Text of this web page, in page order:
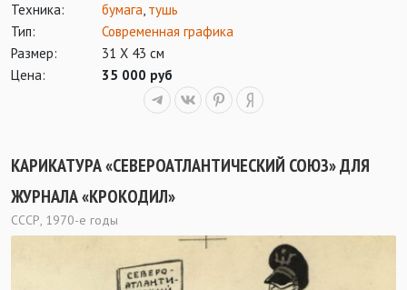
Техника:
бумага, тушь
Тип:
Современная графика
Размер:
31 Х 43 см
Цена:
35 000 руб
КАРИКАТУРА «СЕВЕРОАТЛАНТИЧЕСКИЙ СОЮЗ» ДЛЯ
ЖУРНАЛА «КРОКОДИЛ»
СССР, 1970-е годы